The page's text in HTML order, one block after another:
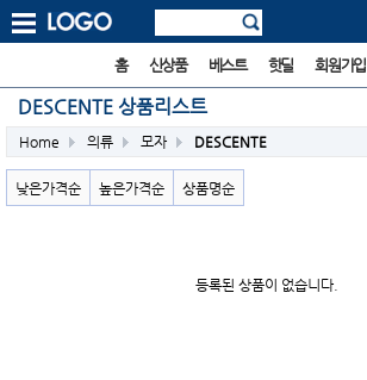
홈 신상품 베스트 핫딜 회원가입
DESCENTE 상품리스트
Home 의류 모자 DESCENTE
낮은가격순 높은가격순 상품명순
등록된 상품이 없습니다.